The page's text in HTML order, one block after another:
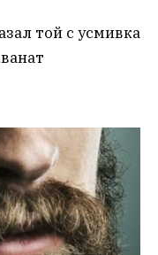
той с усмивка